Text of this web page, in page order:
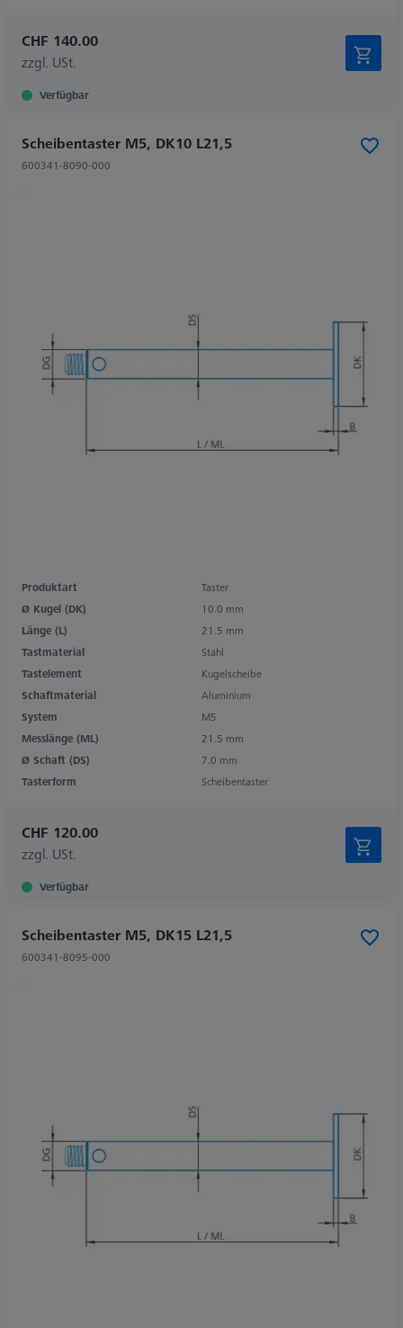
CHF 140.00
zzgl. USt.
Verfügbar
Scheibentaster M5, DK10 L21,5
600341-8090-000
Produktart
Taster
Ø Kugel (DK)
10.0 mm
Länge (L)
21.5 mm
Tastmaterial
Stahl
Tastelement
Kugelscheibe
Schaftmaterial
Aluminium
System
M5
Messlänge (ML)
21.5 mm
Ø Schaft (DS)
7.0 mm
Tasterform
Scheibentaster
CHF 120.00
zzgl. USt.
Verfügbar
Scheibentaster M5, DK15 L21,5
600341-8095-000